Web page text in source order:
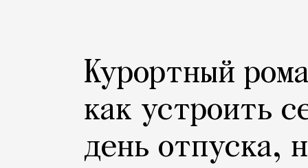
Курортный
как устроить
день отпуска,